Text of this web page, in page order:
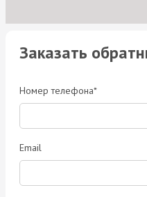
Заказать
Номер телефона*
Email